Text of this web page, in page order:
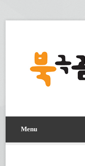
Menu